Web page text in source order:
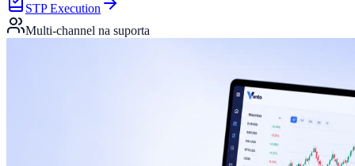
STP Execution
Multi-channel na suporta